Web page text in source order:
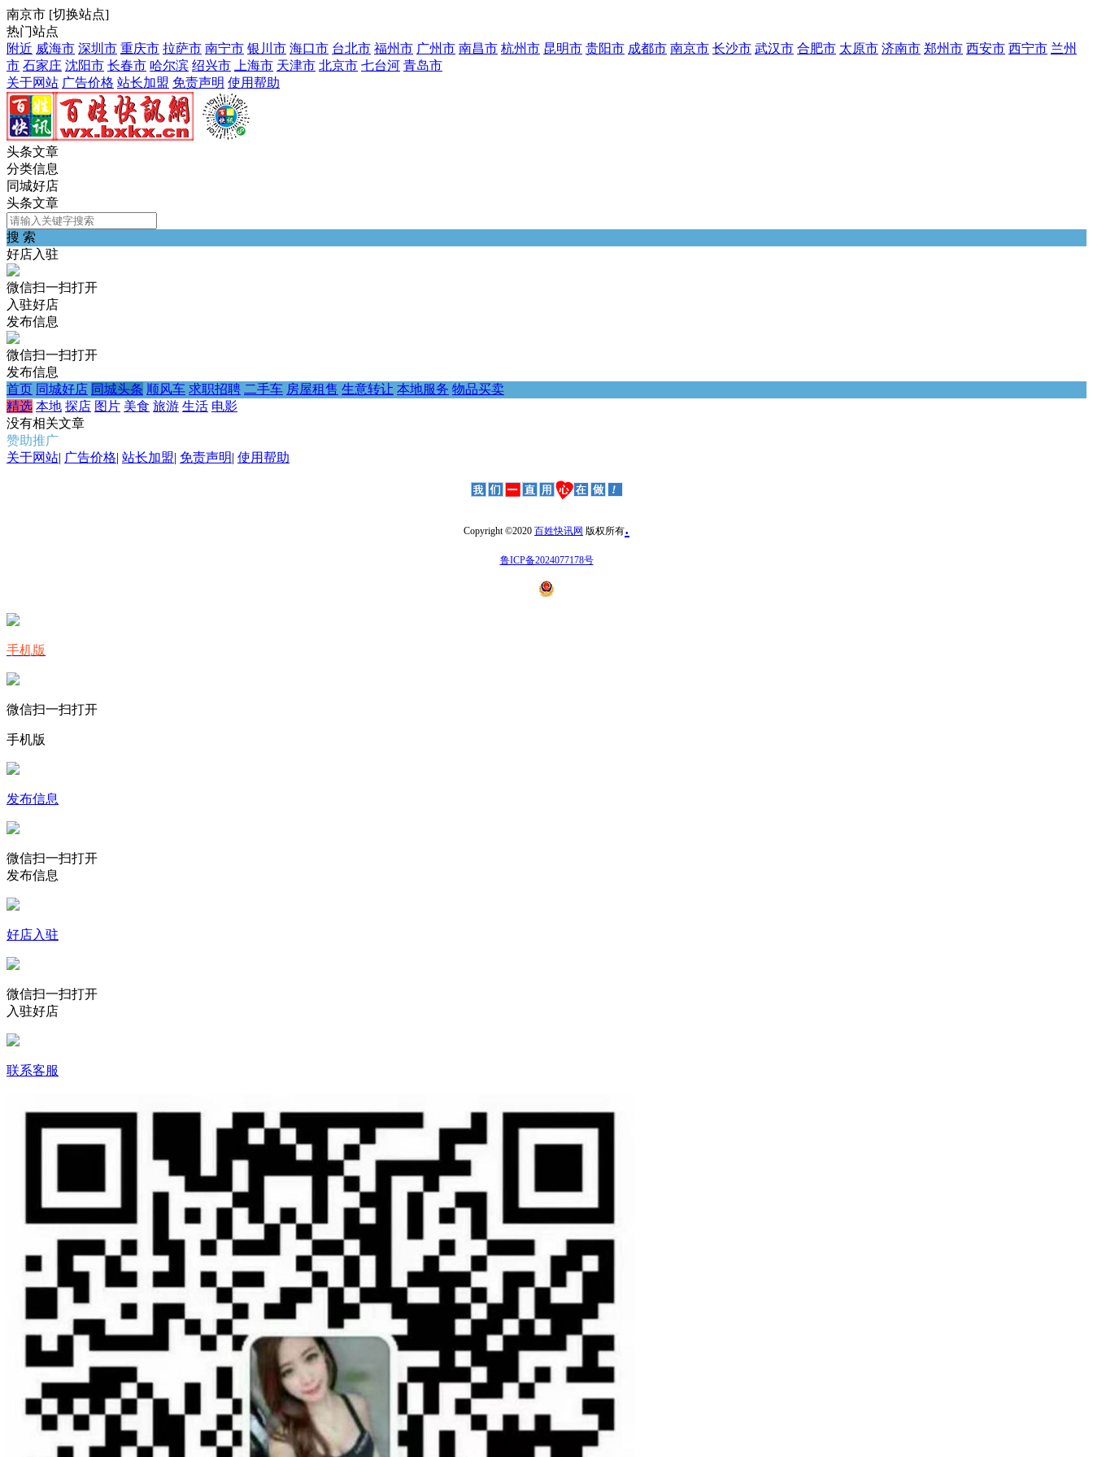
南京市 [切换站点]
热门站点
附近 威海市 深圳市 重庆市 拉萨市 南宁市 银川市 海口市 台北市 福州市 广州市 南昌市 杭州市 昆明市 贵阳市 成都市 南京市 长沙市 武汉市 合肥市 太原市 济南市 郑州市 西安市 西宁市 兰州
市 石家庄 沈阳市 长春市 哈尔滨 绍兴市 上海市 天津市 北京市 七台河 青岛市
关于网站 广告价格 站长加盟 免责声明 使用帮助
头条文章
分类信息
同城好店
头条文章
搜 索
好店入驻
微信扫一扫打开
入驻好店
发布信息
微信扫一扫打开
发布信息
首页 同城好店 同城头条 顺风车 求职招聘 二手车 房屋租售 生意转让 本地服务 物品买卖
精选 本地 探店 图片 美食 旅游 生活 电影
没有相关文章
赞助推广
关于网站| 广告价格| 站长加盟| 免责声明| 使用帮助
Copyright ©2020 百姓快讯网 版权所有.
鲁ICP备2024077178号
手机版
微信扫一扫打开
手机版
发布信息
微信扫一扫打开
发布信息
好店入驻
微信扫一扫打开
入驻好店
联系客服